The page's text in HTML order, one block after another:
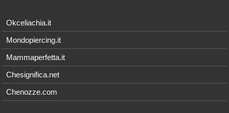
Okceliachia.it
Mondopiercing.it
Mammaperfetta.it
Chesignifica.net
Chenozze.com